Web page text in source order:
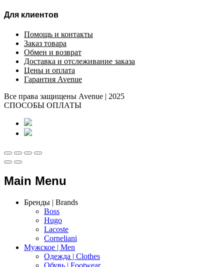
Для клиентов
Помощь и контакты
Заказ товара
Обмен и возврат
Доставка и отслеживание заказа
Цены и оплата
Гарантия Avenue
Все права защищены Avenue | 2025
СПОСОБЫ ОПЛАТЫ
Main Menu
Бренды | Brands
Boss
Hugo
Lacoste
Corneliani
Мужское | Men
Одежда | Clothes
Обувь | Footwear